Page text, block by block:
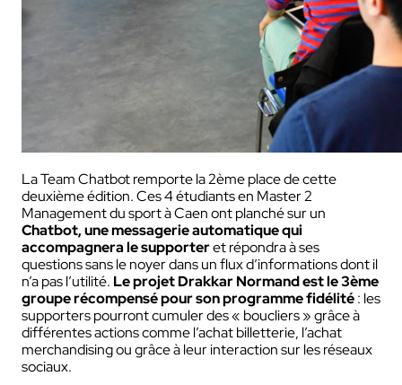
La Team Chatbot remporte la 2ème place de cette
deuxième édition. Ces 4 étudiants en Master 2
Management du sport à Caen ont planché sur un
Chatbot, une messagerie automatique qui
accompagnera le supporteret répondra à ses
questions sans le noyer dans un flux d’informations dont il
n’a pas l’utilité. Le projet Drakkar Normand est le 3ème
groupe récompensé pour son programme fidélité: les
supporters pourront cumuler des « boucliers » grâce à
différentes actions comme l’achat billetterie, l’achat
merchandising ou grâce à leur interaction sur les réseaux
sociaux.